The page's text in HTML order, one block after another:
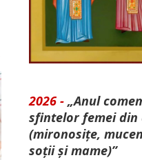
2026 - „Anul
sfintelor femei din
(mironosițe,
soții și mame)”